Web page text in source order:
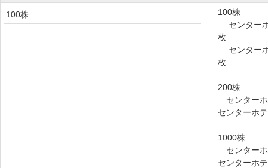
100株
100株
センター
枚
センター
枚
200株
センターホ
センターホ
1000株
センターホ
センターホ